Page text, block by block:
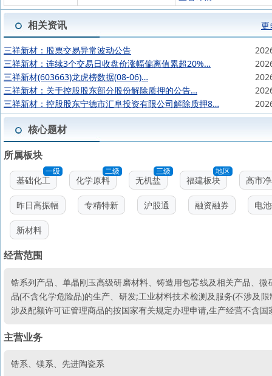
相关资讯 更
三祥新材：股票交易异常波动公告
三祥新材：连续3个交易日收盘价涨幅偏离值累超20%…
三祥新材(603663)龙虎榜数据(08-06)…
三祥新材：关于控股股东部分股份解除质押的公告…
三祥新材：控股股东宁德市汇阜投资有限公司解除质押8…
核心题材
所属板块
一级
基础化工
二级
化学原料
三级
无机盐
地区
福建板块 高市
昨日高振幅 专精特新 沪股通 融资融券 电
新材料
经营范围
锆系列产品、单晶刚玉高级研磨材料、铸造用包芯线及相关产品、
品(不含化学危险品)的生产、研发;工业材料技术检测及服务(不涉及
涉及配额许可证管理商品的按国家有关规定办理申请,生产经营不含国
主营业务
锆系、镁系、先进陶瓷系